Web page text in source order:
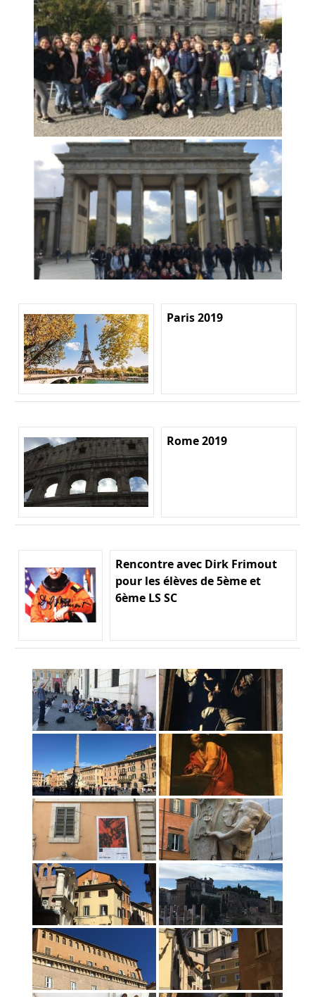
Paris 2019
Rome 2019
Rencontre avec Dirk Frimout
pour les élèves de 5ème et
6ème LS SC